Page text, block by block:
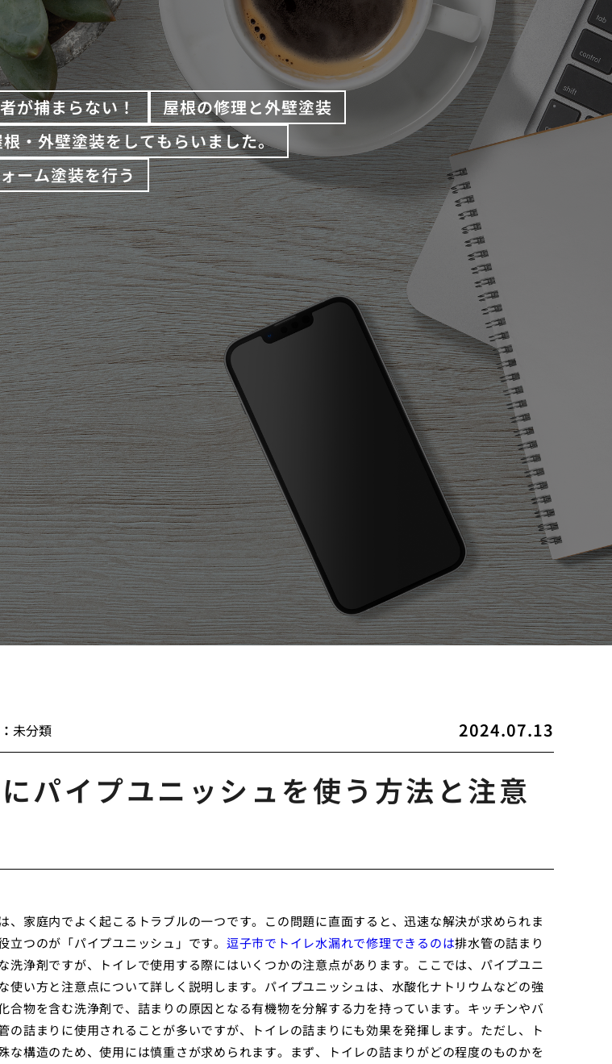
が捕まらない！
屋根の修理と外壁塗装
・外壁塗装をしてもらいました。
ーム塗装を行う
2024.07.13
未分類
パイプユニッシュを使う方法と注意
、家庭内でよく起こるトラブルの一つです。この問題に直面すると、迅速な解決が求められま
立つのが「パイプユニッシュ」です。 逗子市でトイレ水漏れで修理できるのは排水管の詰まり
洗浄剤ですが、トイレで使用する際にはいくつかの注意点があります。ここでは、パイプユニ
使い方と注意点について詳しく説明します。パイプユニッシュは、水酸化ナトリウムなどの強
合物を含む洗浄剤で、詰まりの原因となる有機物を分解する力を持っています。キッチンやバ
の詰まりに使用されることが多いですが、トイレの詰まりにも効果を発揮します。ただし、ト
な構造のため、使用には慎重さが求められます。まず、トイレの詰まりがどの程度のものかを